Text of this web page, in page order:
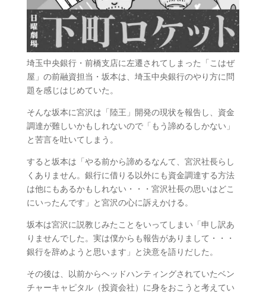
埼玉中央銀行・前橋支店に左遷されてしまった「こはぜ
屋」の前融資担当・坂本は、埼玉中央銀行のやり方に問
題を感じはじめていた。
そんな坂本に宮沢は「陸王」開発の現状を報告し、資金
調達が難しいかもしれないので「もう諦めるしかない」
と苦言を吐いてしまう。
すると坂本は「やる前から諦めるなんて、宮沢社長らし
くありません。銀行に借りる以外にも資金調達する方法
は他にもあるかもしれない・・・宮沢社長の思いはどこ
にいったんです」と宮沢の心に訴えかける。
坂本は宮沢に説教じみたことをいってしまい「申し訳あ
りませんでした。実は僕からも報告がありまして・・・
銀行を辞めようと思います」と決意を語りだした。
その後は、以前からヘッドハンティングされていたベン
チャーキャピタル（投資会社）に身をおこうと考えてい